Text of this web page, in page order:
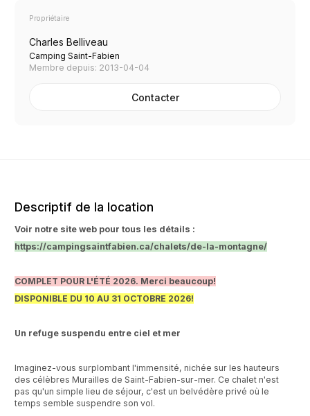
Propriétaire
Charles Belliveau
Camping Saint-Fabien
Membre depuis: 2013-04-04
Contacter
Descriptif de la location
Voir notre site web pour tous les détails :
https://campingsaintfabien.ca/chalets/de-la-montagne/
COMPLET POUR L'ÉTÉ 2026. Merci beaucoup!
DISPONIBLE DU 10 AU 31 OCTOBRE 2026!
Un refuge suspendu entre ciel et mer
Imaginez-vous surplombant l'immensité, nichée sur les hauteurs
des célèbres Murailles de Saint-Fabien-sur-mer. Ce chalet n'est
pas qu'un simple lieu de séjour, c'est un belvédère privé où le
temps semble suspendre son vol.